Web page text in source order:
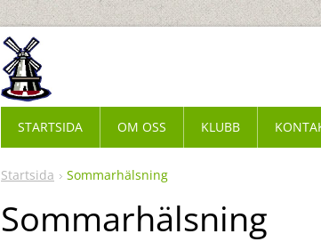
Startsida Sommarhälsning
Sommarhälsning
STARTSIDA OM OSS KLUBB